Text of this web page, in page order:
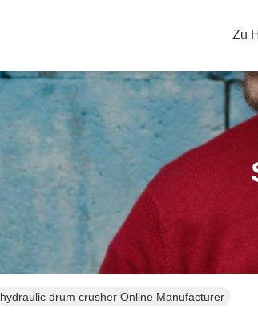
Zu
hydraulic drum crusher Online Manufacturer